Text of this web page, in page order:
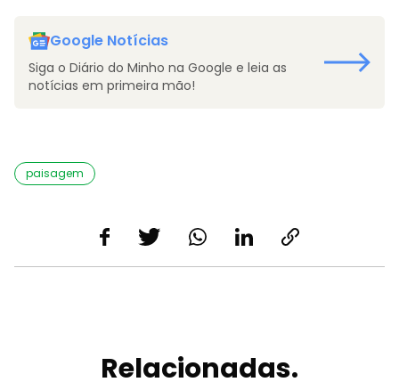
Google Notícias
Siga o Diário do Minho na Google e leia as
notícias em primeira mão!
paisagem
Relacionadas.